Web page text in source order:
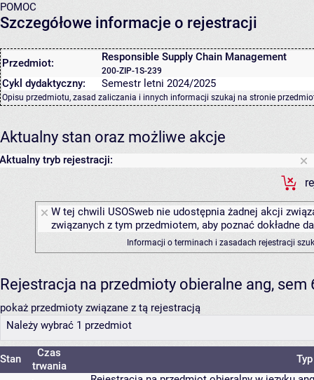
POMOC
Szczegółowe informacje o rejestracji
Przedmiot: Responsible Supply Chain Management
200-ZIP-1S-239
Cykl dydaktyczny: Semestr letni 2024/2025
Opisu przedmiotu, zasad zaliczania i innych informacji szukaj na stronie
Aktualny stan oraz możliwe akcje
Aktualny tryb rejestracji:
W tej chwili USOSweb nie udostępnia żadnej akcji
związanych z tym przedmiotem, aby poznać dokładne
Informacji o terminach i zasadach rejestracji
Rejestracja na przedmioty obieralne ang, sem
pokaż przedmioty związane z tą rejestracją
Należy wybrać 1 przedmiot
Stan
Czas
trwania